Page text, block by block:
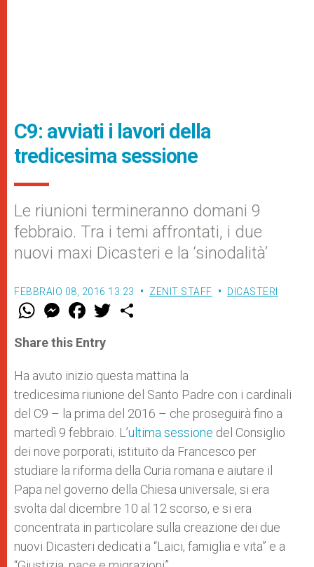
C9: avviati i lavori della
tredicesima sessione
Le riunioni termineranno domani 9
febbraio. Tra i temi affrontati, i due
nuovi maxi Dicasteri e la ‘sinodalità’
FEBBRAIO 08, 2016 13:23 ZENIT STAFF DICASTERI
W
t
s
p
p
M
e
s
e
g
e
r
F
a
e
b
o
k
w
r
Share this Entry
Ha avuto inizio questa mattina la
tredicesima riunione del Santo Padre con i cardinali
del C9 – la prima del 2016 – che proseguirà fino a
martedì 9 febbraio. L’ultima sessione del Consiglio
dei nove porporati, istituito da Francesco per
studiare la riforma della Curia romana e aiutare il
Papa nel governo della Chiesa universale, si era
svolta dal dicembre 10 al 12 scorso, e si era
concentrata in particolare sulla creazione dei due
nuovi Dicasteri dedicati a “Laici, famiglia e vita” e a